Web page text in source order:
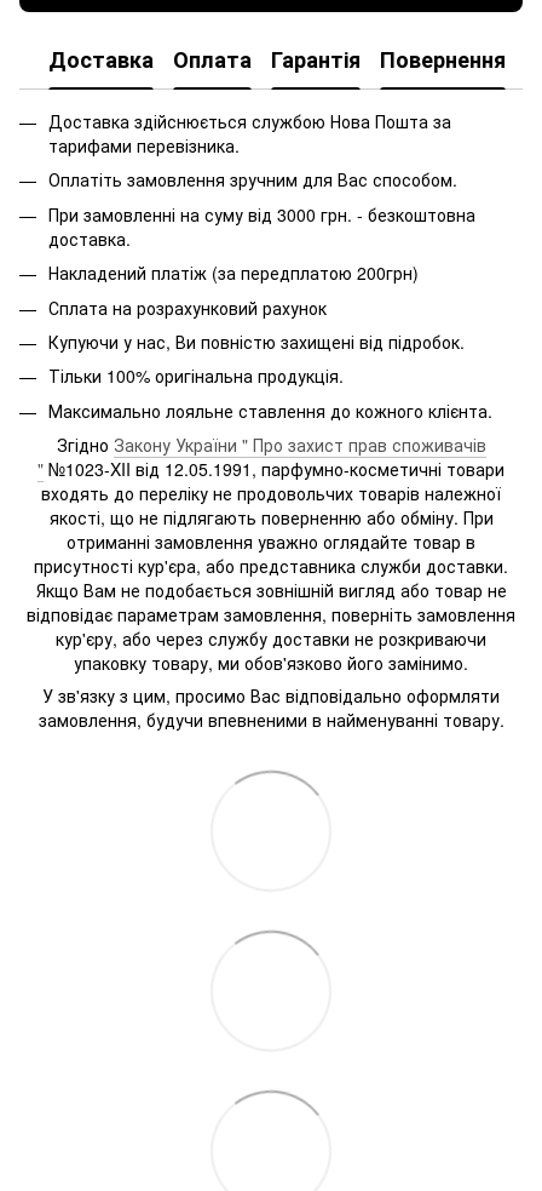
Доставка Оплата Гарантія Повернення
Доставка здійснюється службою Нова Пошта за
тарифами перевізника.
Оплатіть замовлення зручним для Вас способом.
При замовленні на суму від 3000 грн. - безкоштовна
доставка.
Накладений платіж (за передплатою 200грн)
Сплата на розрахунковий рахунок
Купуючи у нас, Ви повністю захищені від підробок.
Тільки 100% оригінальна продукція.
Максимально лояльне ставлення до кожного клієнта.
Згідно Закону України " Про захист прав споживачів
" №1023-XII від 12.05.1991, парфумно-косметичні товари
входять до переліку не продовольчих товарів належної
якості, що не підлягають поверненню або обміну. При
отриманні замовлення уважно оглядайте товар в
присутності кур'єра, або представника служби доставки.
Якщо Вам не подобається зовнішній вигляд або товар не
відповідає параметрам замовлення, поверніть замовлення
кур'єру, або через службу доставки не розкриваючи
упаковку товару, ми обов'язково його замінимо.
У зв'язку з цим, просимо Вас відповідально оформляти
замовлення, будучи впевненими в найменуванні товару.